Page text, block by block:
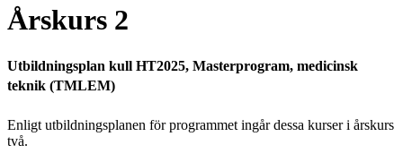
Årskurs 2
Utbildningsplan kull HT2025, Masterprogram, medicinsk
teknik (TMLEM)
Enligt utbildningsplanen för programmet ingår dessa kurser i årskurs
två.